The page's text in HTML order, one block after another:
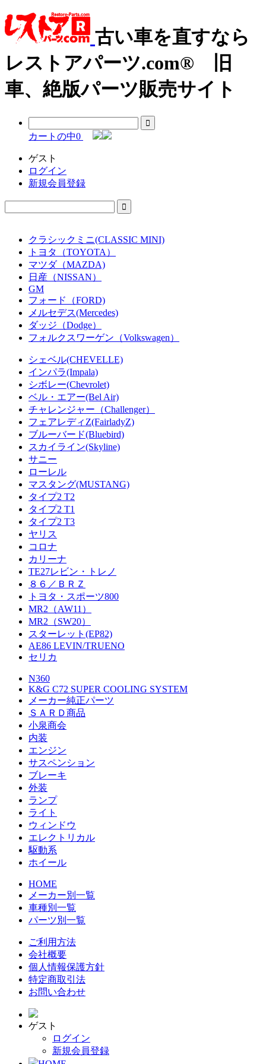
古い車を直すなら
レストアパーツ.com® 旧
車、絶版パーツ販売サイト
カートの中0
ゲスト
ログイン
新規会員登録
クラシックミニ(CLASSIC MINI)
トヨタ（TOYOTA）
マツダ（MAZDA)
日産（NISSAN）
GM
フォード（FORD)
メルセデス(Mercedes)
ダッジ（Dodge）
フォルクスワーゲン（Volkswagen）
シェベル(CHEVELLE)
インパラ(Impala)
シボレー(Chevrolet)
ベル・エアー(Bel Air)
チャレンジャー（Challenger）
フェアレディZ(FairladyZ)
ブルーバード(Bluebird)
スカイライン(Skyline)
サニー
ローレル
マスタング(MUSTANG)
タイプ2 T2
タイプ2 T1
タイプ2 T3
ヤリス
コロナ
カリーナ
TE27レビン・トレノ
８６／ＢＲＺ
トヨタ・スポーツ800
MR2（AW11）
MR2（SW20）
スターレット(EP82)
AE86 LEVIN/TRUENO
セリカ
N360
K&G C72 SUPER COOLING SYSTEM
メーカー純正パーツ
ＳＡＲＤ商品
小泉商会
内装
エンジン
サスペンション
ブレーキ
外装
ランプ
ライト
ウィンドウ
エレクトリカル
駆動系
ホイール
HOME
メーカー別一覧
車種別一覧
パーツ別一覧
ご利用方法
会社概要
個人情報保護方針
特定商取引法
お問い合わせ
ゲスト
ログイン
新規会員登録